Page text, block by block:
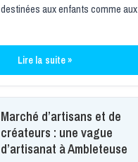
destinées aux enfants comme aux
Lire la suite »
Marché d’artisans et de
créateurs : une vague
d’artisanat à Ambleteuse